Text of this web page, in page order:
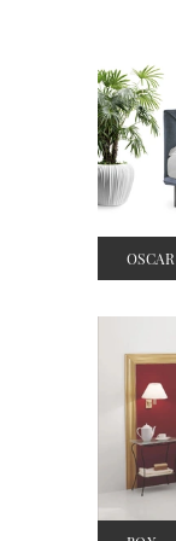
OSCAR